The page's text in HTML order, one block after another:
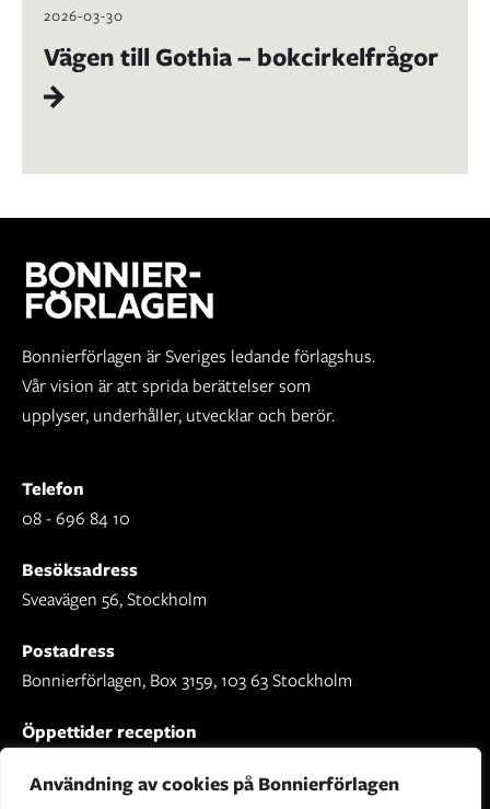
Användning av cookies på Bonnierförlagen
2026-03-30
Vägen till Gothia – bokcirkelfrågor
Bonnierförlagen är Sveriges ledande förlagshus.
Vår vision är att sprida berättelser som
upplyser, underhåller, utvecklar och berör.
Telefon
08 - 696 84 10
Besöksadress
Sveavägen 56, Stockholm
Postadress
Bonnierförlagen, Box 3159, 103 63 Stockholm
Öppettider reception